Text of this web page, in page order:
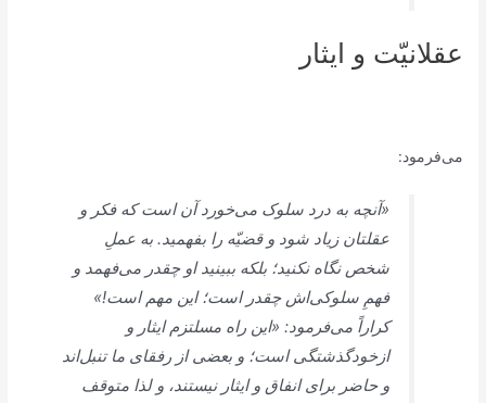
عقلانیّت و ایثار
می‌فرمود:
«آنچه به ‌درد سلوک می‌خورد آن است که فکر و
عقلتان زیاد شود و قضیّه را بفهمید. به عملِ
شخص نگاه نکنید؛ بلکه ببینید او چقدر می‌فهمد و
فهمِ‌ سلوکی‌اش چقدر است؛ این مهم است!»
کراراً می‌فرمود: «این راه مسلتزم ایثار و
ازخودگذشتگی است؛ و بعضی از رفقای ما تنبل‌اند
و حاضر برای انفاق و ایثار نیستند، و لذا متوقف